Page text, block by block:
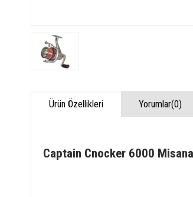
Ürün Özellikleri Yorumlar(0)
Captain Cnocker 6000